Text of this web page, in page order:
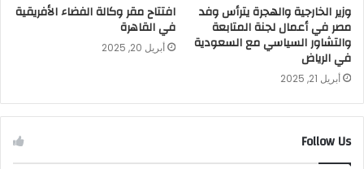
وزير الخارجية والهجرة يترأس وفد
مصر في أعمال لجنة المتابعة
والتشاور السياسي مع السعودية
في الرياض
أبريل 21, 2025
افتتاح مقر وكالة الفضاء الأفريقية
في القاهرة
أبريل 20, 2025
Follow Us